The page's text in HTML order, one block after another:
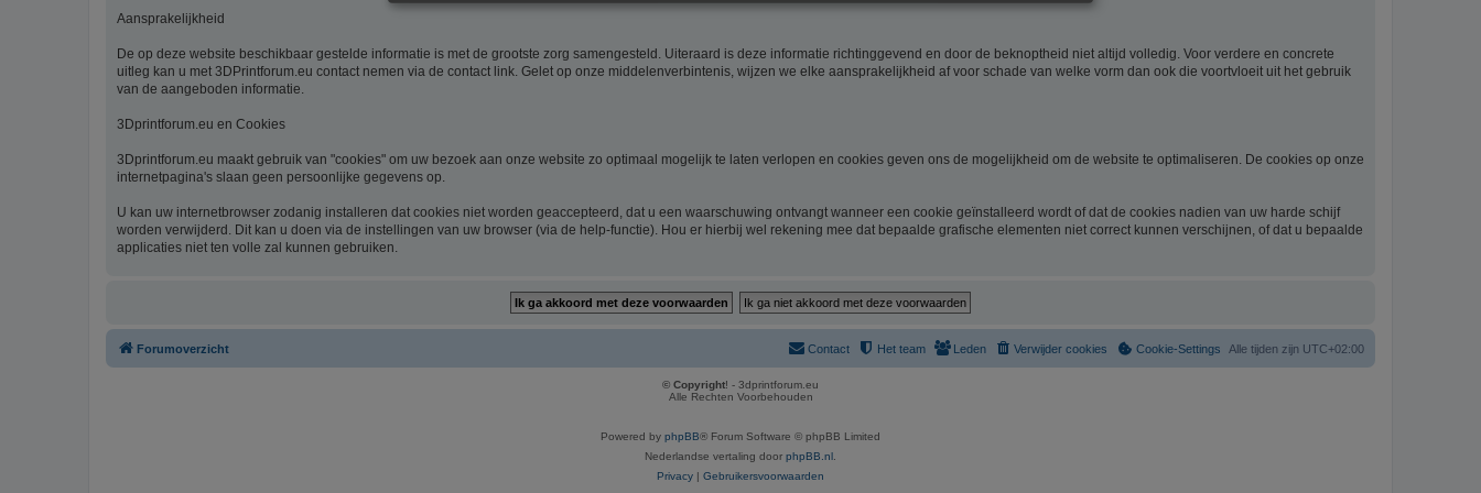
Aansprakelijkheid
De op deze website beschikbaar gestelde informatie is met de grootste zorg samengesteld. Uiteraard is deze informatie richtinggevend en door de beknoptheid niet altijd volledig. Voor verdere en concrete
uitleg kan u met 3DPrintforum.eu contact nemen via de contact link. Gelet op onze middelenverbintenis, wijzen we elke aansprakelijkheid af voor schade van welke vorm dan ook die voortvloeit uit het gebruik
van de aangeboden informatie.
3Dprintforum.eu en Cookies
3Dprintforum.eu maakt gebruik van "cookies" om uw bezoek aan onze website zo optimaal mogelijk te laten verlopen en cookies geven ons de mogelijkheid om de website te optimaliseren. De cookies op onze
internetpagina's slaan geen persoonlijke gegevens op.
U kan uw internetbrowser zodanig installeren dat cookies niet worden geaccepteerd, dat u een waarschuwing ontvangt wanneer een cookie geïnstalleerd wordt of dat de cookies nadien van uw harde schijf
worden verwijderd. Dit kan u doen via de instellingen van uw browser (via de help-functie). Hou er hierbij wel rekening mee dat bepaalde grafische elementen niet correct kunnen verschijnen, of dat u bepaalde
applicaties niet ten volle zal kunnen gebruiken.
Forumoverzicht Alle tijden zijn UTC+02:00
Cookie-Settings
Verwijder cookies
Leden
Het team
Contact
© Copyright! - 3dprintforum.eu
Alle Rechten Voorbehouden
Powered by phpBB® Forum Software © phpBB Limited
Nederlandse vertaling door phpBB.nl.
Privacy | Gebruikersvoorwaarden